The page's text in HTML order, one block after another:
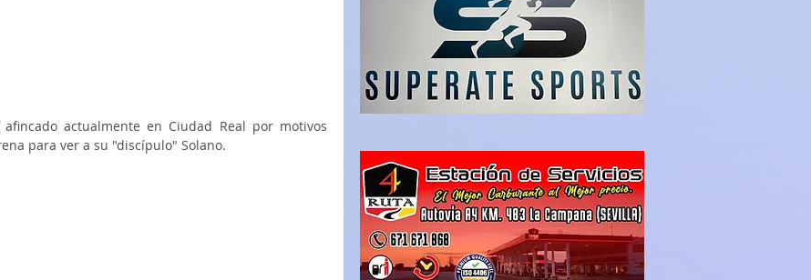
actualmente en Ciudad Real por motivos
para ver a su "discípulo" Solano.